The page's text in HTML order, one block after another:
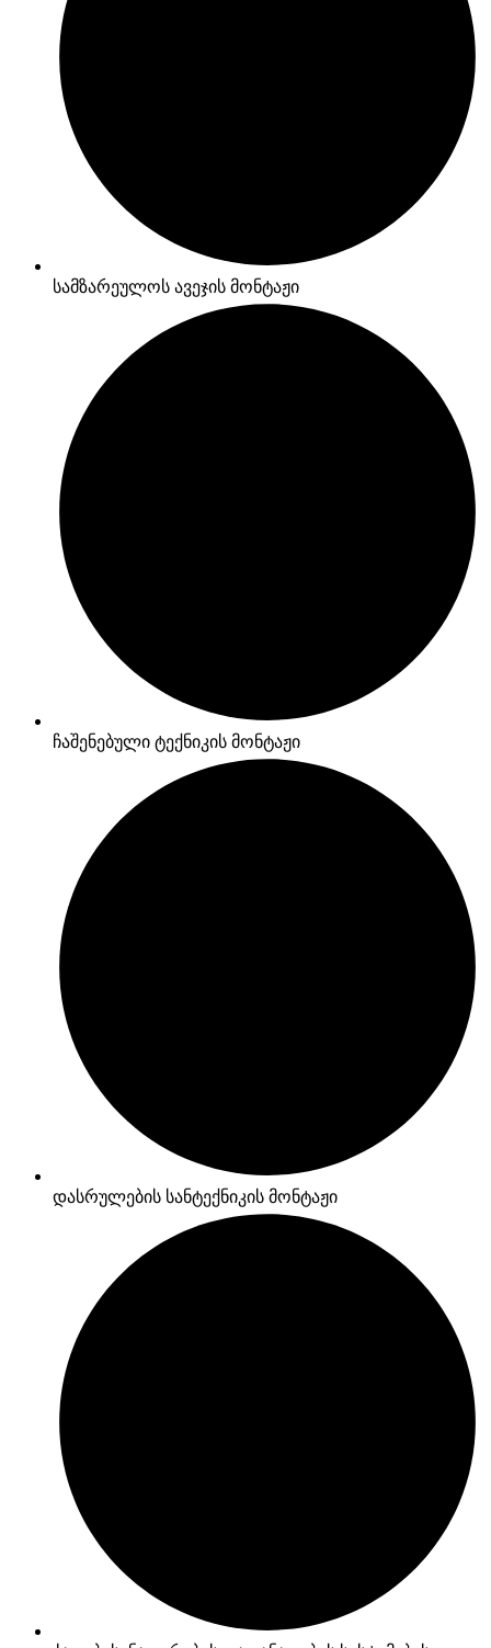
სამზარეულოს ავეჯის მონტაჟი
ჩაშენებული ტექნიკის მონტაჟი
დასრულების სანტექნიკის მონტაჟი